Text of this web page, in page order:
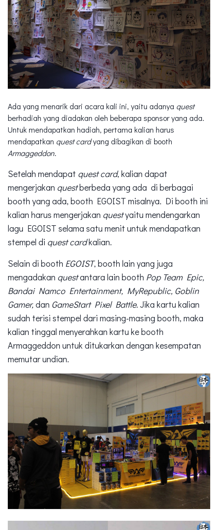
Ada yang menarik dari acara kali ini, yaitu adanya quest
berhadiah yang diadakan oleh beberapa sponsor yang ada.
Untuk mendapatkan hadiah, pertama kalian harus
mendapatkan quest cardyang dibagikan di booth
Armaggeddon.
Setelah mendapat quest card, kalian dapat
mengerjakan questberbeda yang ada di berbagai
booth yang ada, booth EGOIST misalnya. Di booth ini
kalian harus mengerjakan questyaitu mendengarkan
lagu EGOIST selama satu menit untuk mendapatkan
stempel di quest cardkalian.
Selain di booth EGOIST, booth lain yang juga
mengadakan questantara lain booth Pop Team Epic,
Bandai Namco Entertainment, MyRepublic, Goblin
Gamer,dan GameStart Pixel Battle. Jika kartu kalian
sudah terisi stempel dari masing-masing booth, maka
kalian tinggal menyerahkan kartu ke booth
Armaggeddon untuk ditukarkan dengan kesempatan
memutar undian.